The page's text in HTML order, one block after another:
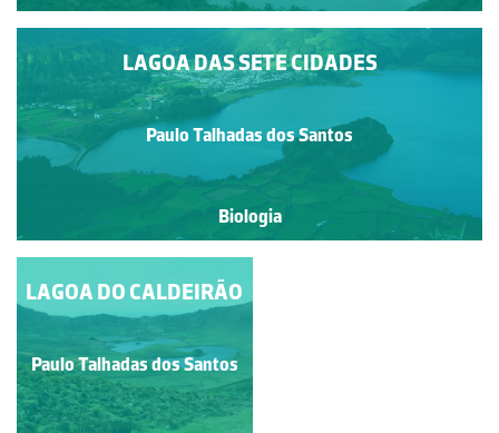
LAGOA DAS SETE CIDADES
Paulo Talhadas dos Santos
Biologia
LAGOA DE
MONTANHA
Paulo Talhadas dos Santos
LAGOA DO CALDEIRÃO
Paulo Talhadas dos Santos